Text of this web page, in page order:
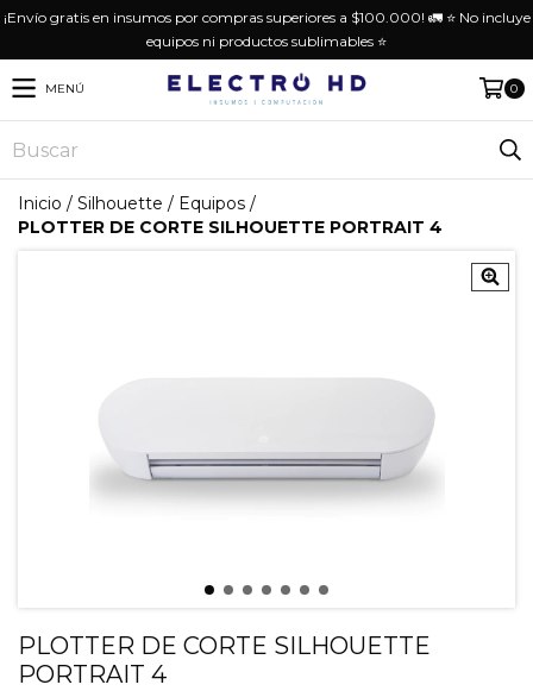
¡Envío gratis en insumos por compras superiores a $100.000! 🚛 ⭐️ No incluye
equipos ni productos sublimables ⭐️
MENÚ 0
Inicio / Silhouette / Equipos /
PLOTTER DE CORTE SILHOUETTE PORTRAIT 4
PLOTTER DE CORTE SILHOUETTE
PORTRAIT 4